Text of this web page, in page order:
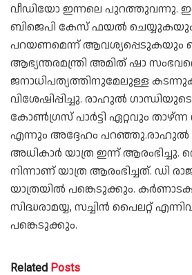
വീഡിയോ ഇന്നലെ പുറത്തുവന്നു.
ബിജെപി കേസ് ഫയൽ
പറയണമെന്ന് ആവശ്യപ്പെടുകയും
ആഭ്യന്തരമന്ത്രി അമിത് ഷാ
ജനാധിപത്യത്തിനുമേലുള്ള
വിശേഷിപ്പിച്ചു. രാഹുൽ
കോൺഗ്രസ് പാർട്ടി ഏറ്റവും താഴ്ന്ന
എന്നും അദ്ദേഹം പറഞ്ഞു.രാഹുൽ
അധികാർ യാത്ര ഇന്ന് ആരംഭിച്ചു.
നിന്നാണ് യാത്ര ആരംഭിച്ചത്. ഡി
യാത്രയിൽ പങ്കെടുക്കും. കർണാടക
സിദ്ധരാമയ്യ, സച്ചിൻ പൈലറ്റ്
പങ്കെടുക്കും.
Related Posts